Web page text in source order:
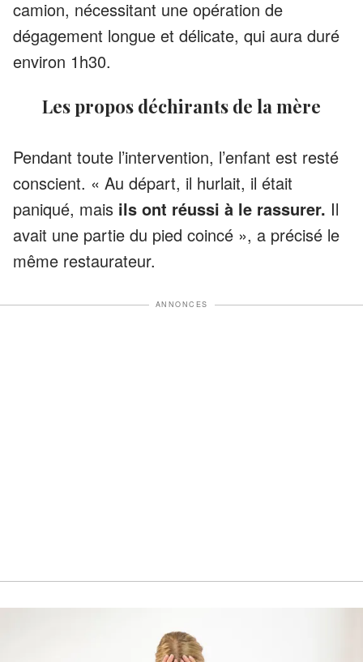
camion, nécessitant une opération de
dégagement longue et délicate, qui aura duré
environ 1h30.
Les propos déchirants de la mère
Pendant toute l’intervention, l’enfant est resté
conscient. « Au départ, il hurlait, il était
paniqué, mais ils ont réussi à le rassurer. Il
avait une partie du pied coincé », a précisé le
même restaurateur.
ANNONCES